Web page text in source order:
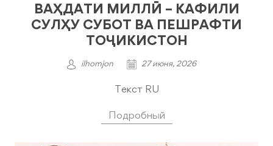
ВАҲДАТИ МИЛЛӢ – КАФИЛИ
СУЛҲУ СУБОТ ВА ПЕШРАФТИ
ТОҶИКИСТОН
ilhomjon 27 июня, 2026
Текст RU
Подробный